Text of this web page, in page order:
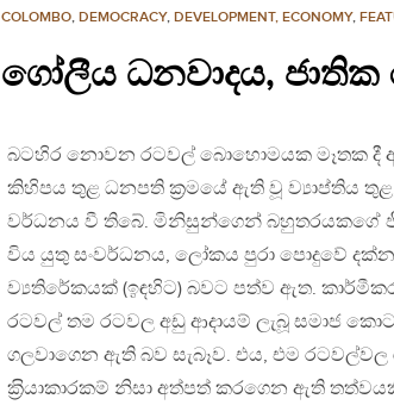
COLOMBO, DEMOCRACY, DEVELOPMENT, ECONOMY,
ගෝලීය ධනවාදය, ජාතික
බටහිර නොවන රටවල් බොහොමයක මෑතක දී
කිහිපය තුළ ධනපති ක‍්‍රමයේ ඇති වූ ව්‍යාප්තිය
වර්ධනය වී තිබේ. මිනිසුන්ගෙන් බහුතරයකගේ
විය යුතු සංවර්ධනය, ලෝකය පුරා පොදුවේ
ව්‍යතිරේකයක් (ඉඳහිට) බවට පත්ව ඇත.
රටවල් තම රටවල අඩු ආදායම් ලැබූ සමාජ
ගලවාගෙන ඇති බව සැබෑව. එය, එම
ක‍්‍රියාකාරකම් නිසා අත්පත් කරගෙන ඇති